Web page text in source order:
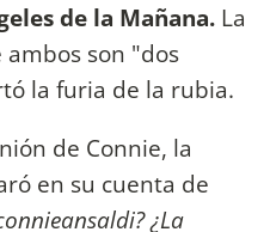
de la Mañana. La
son "dos
la furia de la rubia.
de Connie, la
en su cuenta de
¿La